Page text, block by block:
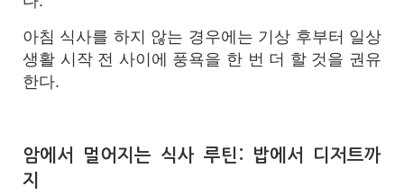
아침 식사를 하지 않는 경우에는 기상 후부터 일상
생활 시작 전 사이에 풍욕을 한 번 더 할 것을 권유
한다.
암에서 멀어지는 식사 루틴: 밥에서 디저트까
지